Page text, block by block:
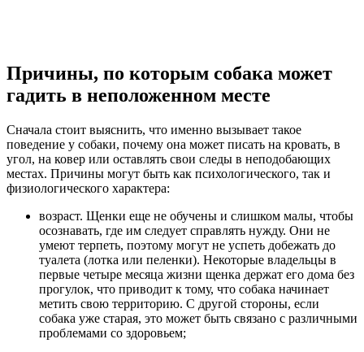
Причины, по которым собака может
гадить в неположенном месте
Сначала стоит выяснить, что именно вызывает такое
поведение у собаки, почему она может писать на кровать, в
угол, на ковер или оставлять свои следы в неподобающих
местах. Причины могут быть как психологического, так и
физиологического характера:
возраст. Щенки еще не обучены и слишком малы, чтобы
осознавать, где им следует справлять нужду. Они не
умеют терпеть, поэтому могут не успеть добежать до
туалета (лотка или пеленки). Некоторые владельцы в
первые четыре месяца жизни щенка держат его дома без
прогулок, что приводит к тому, что собака начинает
метить свою территорию. С другой стороны, если
собака уже старая, это может быть связано с различными
проблемами со здоровьем;